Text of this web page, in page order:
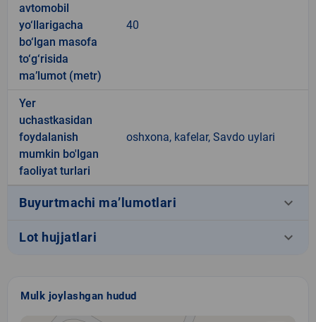
avtomobil
yo‘llarigacha
bo‘lgan masofa
to‘g‘risida
ma’lumot (metr)
40
Yer
uchastkasidan
foydalanish
mumkin bo'lgan
faoliyat turlari
oshxona, kafelar, Savdo uylari
Buyurtmachi ma’lumotlari keyboard_arrow_down
Lot hujjatlari keyboard_arrow_down
Mulk joylashgan hudud